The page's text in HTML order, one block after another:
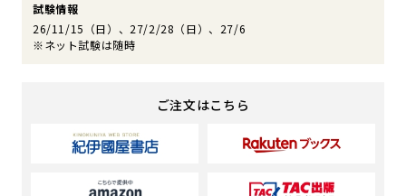
試験情報
26/11/15（日）、27/2/28（日）、27/6
※ネット試験は随時
ご注文はこちら